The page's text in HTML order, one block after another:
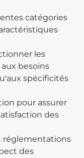
catégories
les
besoins
spécificités
pour assurer
des
réglementations
des